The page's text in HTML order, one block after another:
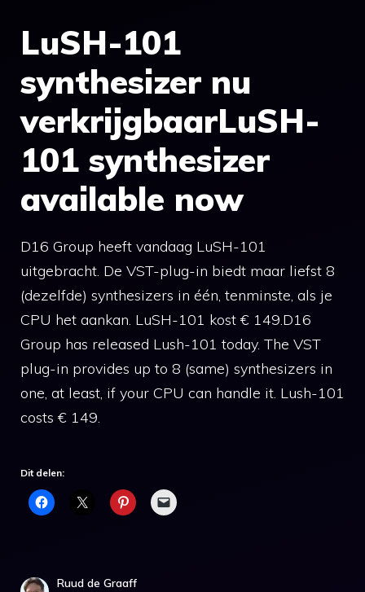
LuSH-101
synthesizer nu
verkrijgbaarLuSH-
101 synthesizer
available now
D16 Group heeft vandaag LuSH-101
uitgebracht. De VST-plug-in biedt maar liefst 8
(dezelfde) synthesizers in één, tenminste, als je
CPU het aankan. LuSH-101 kost € 149.D16
Group has released Lush-101 today. The VST
plug-in provides up to 8 (same) synthesizers in
one, at least, if your CPU can handle it. Lush-101
costs € 149.
Dit delen:
Ruud de Graaff